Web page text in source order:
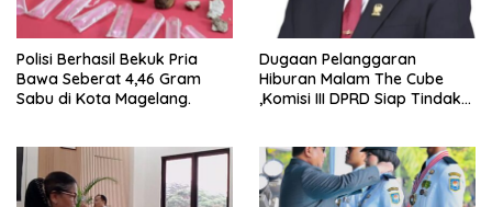
Polisi Berhasil Bekuk Pria
Bawa Seberat 4,46 Gram
Sabu di Kota Magelang.
Dugaan Pelanggaran
Hiburan Malam The Cube
,Komisi III DPRD Siap Tindak